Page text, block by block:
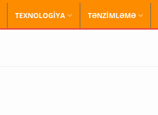
TEXNOLOGİYA TƏNZİMLƏMƏ